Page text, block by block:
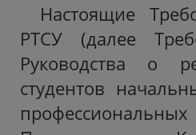
Настоящие
РТСУ (далее
Руководства о
студентов